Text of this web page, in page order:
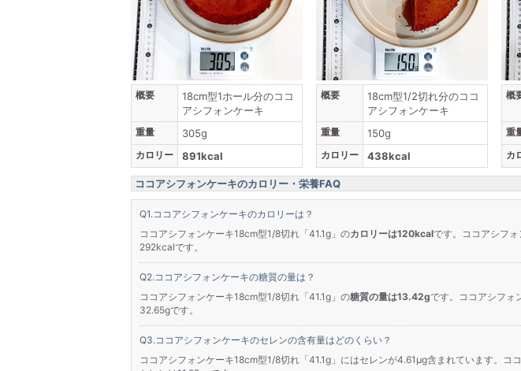
概要
18cm型1ホール分のココ
アシフォンケーキ
重量 305g
カロリー 891kcal
概要
18cm型1/2切れ分のココ
アシフォンケーキ
重量 150g
カロリー 438kcal
概
重
カ
ココアシフォンケーキのカロリー・栄養FAQ
ココアシフォンケーキのカロリーは？
ココアシフォンケーキ18cm型1/8切れ「41.1g」のカロリーは120kcalです。ココアシフ
292kcalです。
ココアシフォンケーキの糖質の量は？
ココアシフォンケーキ18cm型1/8切れ「41.1g」の糖質の量は13.42gです。ココアシフォ
32.65gです。
ココアシフォンケーキのセレンの含有量はどのくらい？
ココアシフォンケーキ18cm型1/8切れ「41.1g」にはセレンが4.61μg含まれています。コ